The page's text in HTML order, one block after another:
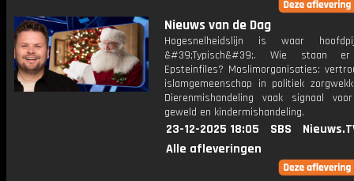
Nieuws van de Dag
Hogesnelheidslijn is waar
&#39;Typisch&#39;. Wie staan
Epsteinfiles? Moslimorganisaties:
islamgemeenschap in politiek
Dierenmishandeling vaak signaal
geweld en kindermishandeling.
23-12-2025 18:05 SBS
Alle afleveringen